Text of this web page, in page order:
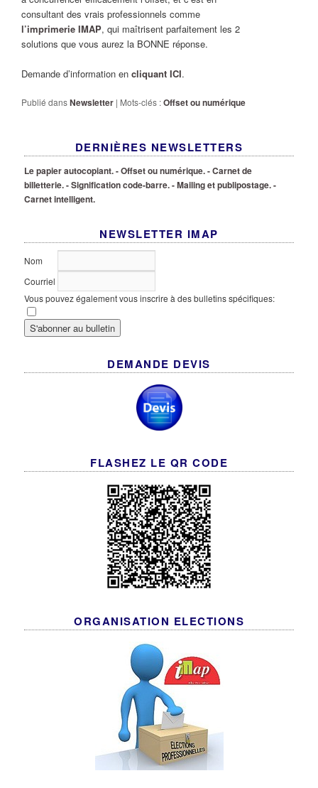
consultant des vrais professionnels comme
l’imprimerie IMAP, qui maîtrisent parfaitement les 2
solutions que vous aurez la BONNE réponse.
Demande d’information en cliquant ICI.
Publié dansNewsletter | Mots-clés :Offset ou numérique
DERNIÈRES NEWSLETTERS
Le papier autocopiant.- Offset ou numérique.- Carnet de
billetterie.- Signification code-barre.- Mailing et publipostage.-
Carnet intelligent.
NEWSLETTER IMAP
Nom
Courriel
Vous pouvez également vous inscrire à des bulletins spécifiques:
DEMANDE DEVIS
FLASHEZ LE QR CODE
ORGANISATION ELECTIONS